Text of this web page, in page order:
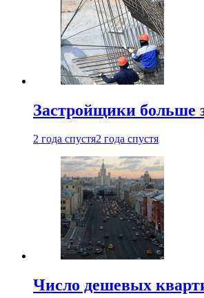
Застройщики больше
2 года спустя2 года спустя
Число дешевых